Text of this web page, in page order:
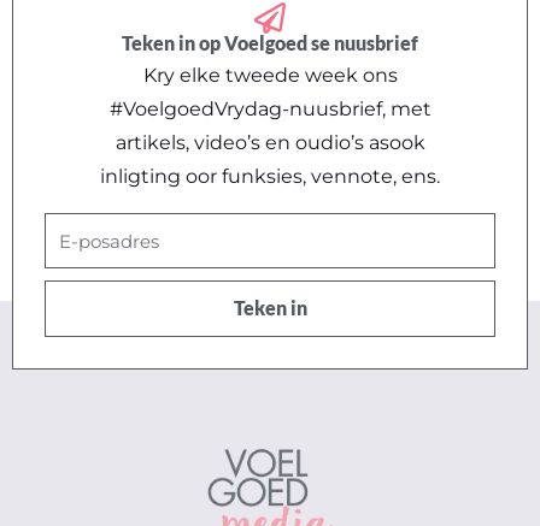
Teken in op Voelgoed se nuusbrief
Kry elke tweede week ons
#VoelgoedVrydag-nuusbrief, met
artikels, video’s en oudio’s asook
inligting oor funksies, vennote, ens.
posadres
Teken in